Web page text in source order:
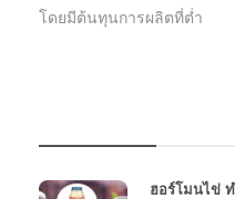
โดยมีต้นทุนการผลิตที่ต่ำ
ฮอร์โมนไข่ ท